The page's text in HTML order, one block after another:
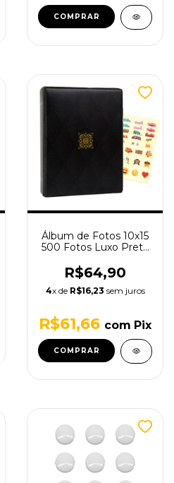
Álbum de Fotos 10x15
500 Fotos Luxo Preto
R$64,90
4x de R$16,23 sem juros
R$61,66 com Pix